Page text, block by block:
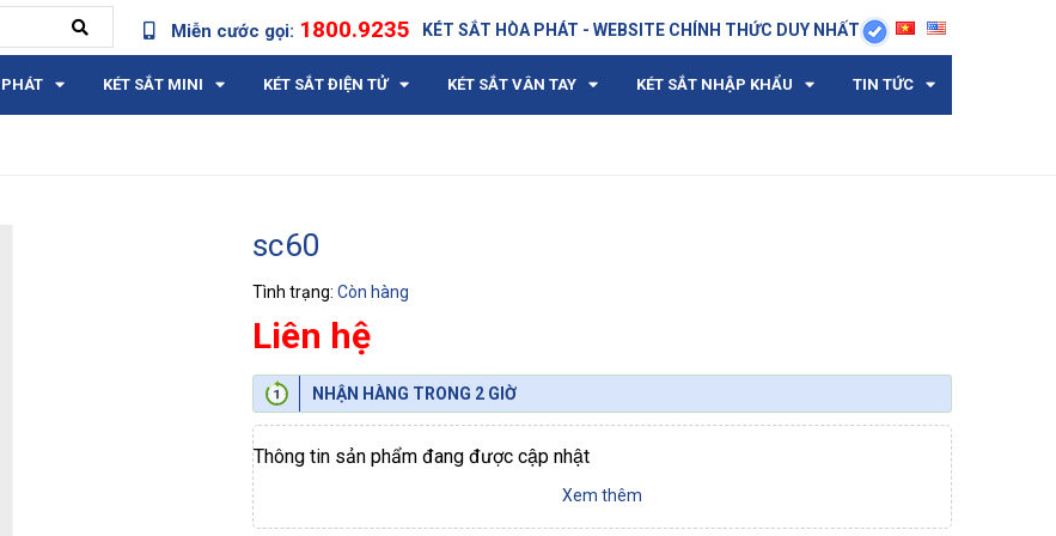
Miễn cước gọi: 1800.9235 KÉT SẮT HÒA PHÁT - WEBSITE CHÍNH THỨC DUY NHẤT
KÉT SẮT MINI KÉT SẮT ĐIỆN TỬ KÉT SẮT VÂN TAY KÉT SẮT NHẬP KHẨU TIN TỨC
sc60
Tình trạng: Còn hàng
Liên hệ
NHẬN HÀNG TRONG 2 GIỜ
Thông tin sản phẩm đang được cập nhật
Xem thêm